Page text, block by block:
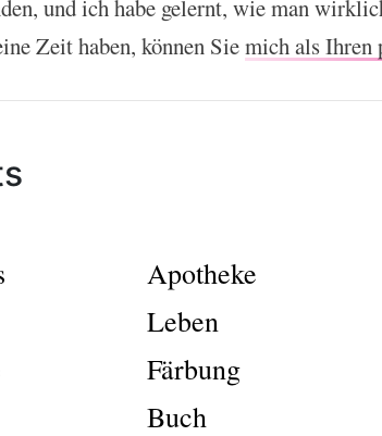
und ich habe gelernt, wie man
Zeit haben, können Siemich als Ihren
Apotheke
Leben
Färbung
Buch